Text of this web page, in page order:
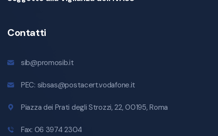
Contatti
sib@promosib.it
PEC: sibsas@postacert.vodafone.it
Piazza dei Prati degli Strozzi, 22,00195,Roma
Fax: 06 3974 2304